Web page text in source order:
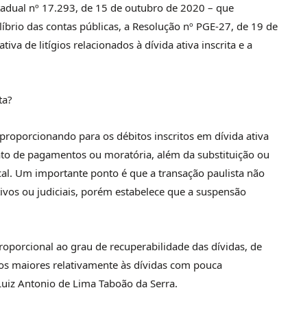
nº 17.293, de 15 de outubro de 2020 – que
das contas públicas, a Resolução nº PGE-27, de 19 de
de litígios relacionados à dívida ativa inscrita e a
para os débitos inscritos em dívida ativa
de pagamentos ou moratória, além da substituição ou
Um importante ponto é que a transação paulista não
ou judiciais, porém estabelece que a suspensão
ao grau de recuperabilidade das dívidas, de
maiores relativamente às dívidas com pouca
Antonio de Lima Taboão da Serra.